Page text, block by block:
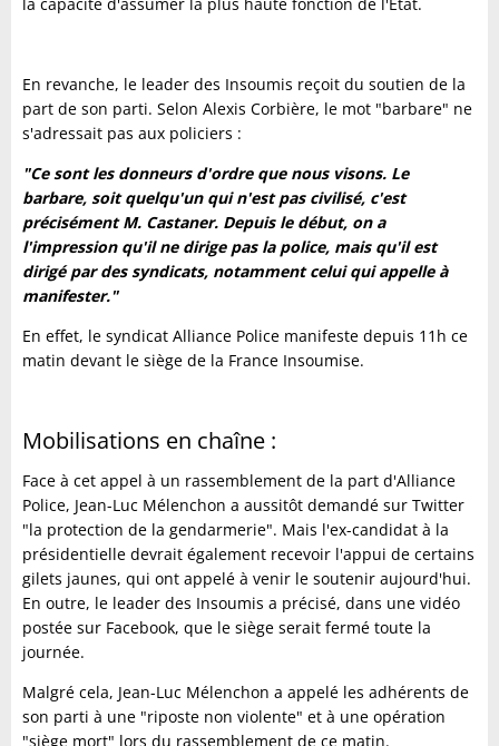
la capacité d'assumer la plus haute fonction de l'Etat.
En revanche, le leader des Insoumis reçoit du soutien de la
part de son parti. Selon Alexis Corbière, le mot "barbare" ne
s'adressait pas aux policiers :
"Ce sont les donneurs d'ordre que nous visons. Le
barbare, soit quelqu'un qui n'est pas civilisé, c'est
précisément M. Castaner. Depuis le début, on a
l'impression qu'il ne dirige pas la police, mais qu'il est
dirigé par des syndicats, notamment celui qui appelle à
manifester."
En effet, le syndicat Alliance Police manifeste depuis 11h ce
matin devant le siège de la France Insoumise.
Mobilisations en chaîne :
Face à cet appel à un rassemblement de la part d'Alliance
Police, Jean-Luc Mélenchon a aussitôt demandé sur Twitter
"la protection de la gendarmerie". Mais l'ex-candidat à la
présidentielle devrait également recevoir l'appui de certains
gilets jaunes, qui ont appelé à venir le soutenir aujourd'hui.
En outre, le leader des Insoumis a précisé, dans une vidéo
postée sur Facebook, que le siège serait fermé toute la
journée.
Malgré cela, Jean-Luc Mélenchon a appelé les adhérents de
son parti à une "riposte non violente" et à une opération
"siège mort" lors du rassemblement de ce matin.